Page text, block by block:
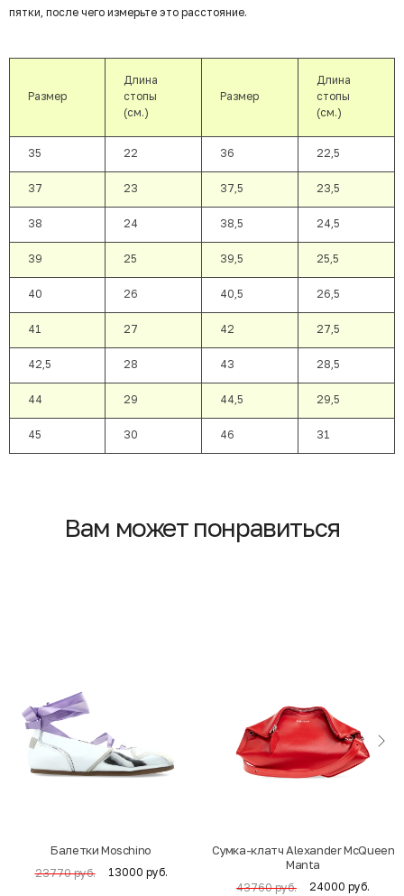
пятки, после чего измерьте это расстояние.
Размер
Длина
стопы
(см.)
Размер
Длина
стопы
(см.)
35 22 36 22,5
37 23 37,5 23,5
38 24 38,5 24,5
39 25 39,5 25,5
40 26 40,5 26,5
41 27 42 27,5
42,5 28 43 28,5
44 29 44,5 29,5
45 30 46 31
Вам может понравиться
Балетки Moschino
23770 руб. 13000 руб.
Cумка-клатч Alexander McQueen
Manta
43760 руб. 24000 руб.